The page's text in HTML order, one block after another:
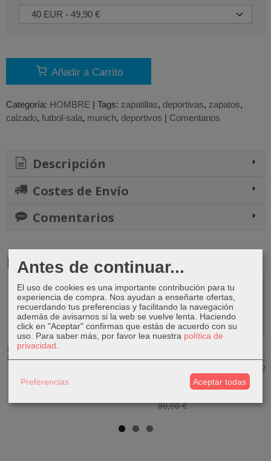
Añadir a Carrito
Categoría: HOMBRE | Tags: zapatillas deportivas zapatos
calzado futbol-sala munich deportivos | Comentarios
Descripción
Costes de Envío
Comentarios
Productos Relacionados
Bañador Puma
Mid Swim Cats
19,95 €
-10 %
Senderismo
-19 %
TEVA
64,90 €
80,00 €
Under Armour
Tech Taping
SS...
32,95 €
Antes de continuar...
El uso de cookies es una importante contribución para tu
experiencia de compra. Nos ayudan a enseñarte ofertas,
recuerdando tus preferencias y facilitando la navegación
además de avisarnos si la web se vuelve lenta. Haciendo
click en "Aceptar" confirmas que estás de acuerdo con su
uso. Para saber más, por favor lea nuestra política de
privacidad
Preferencias Aceptar todas